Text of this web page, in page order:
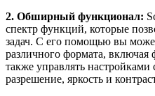
2. Обширный функционал:
спектр функций, которые
задач. С его помощью вы
различного формата,
также управлять
разрешение, яркость и